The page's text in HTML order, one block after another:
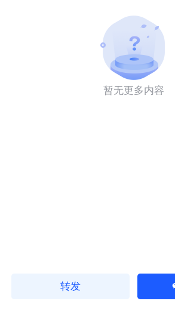
暂无更多内容
转发